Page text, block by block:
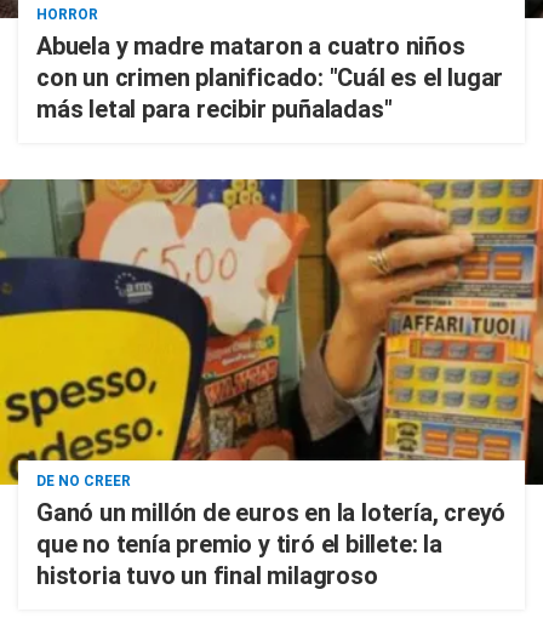
HORROR
Abuela y madre mataron a cuatro niños
con un crimen planificado: "Cuál es el lugar
más letal para recibir puñaladas"
DE NO CREER
Ganó un millón de euros en la lotería, creyó
que no tenía premio y tiró el billete: la
historia tuvo un final milagroso